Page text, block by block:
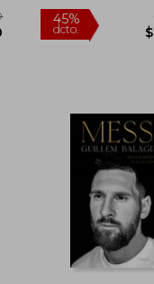
45%
dcto.